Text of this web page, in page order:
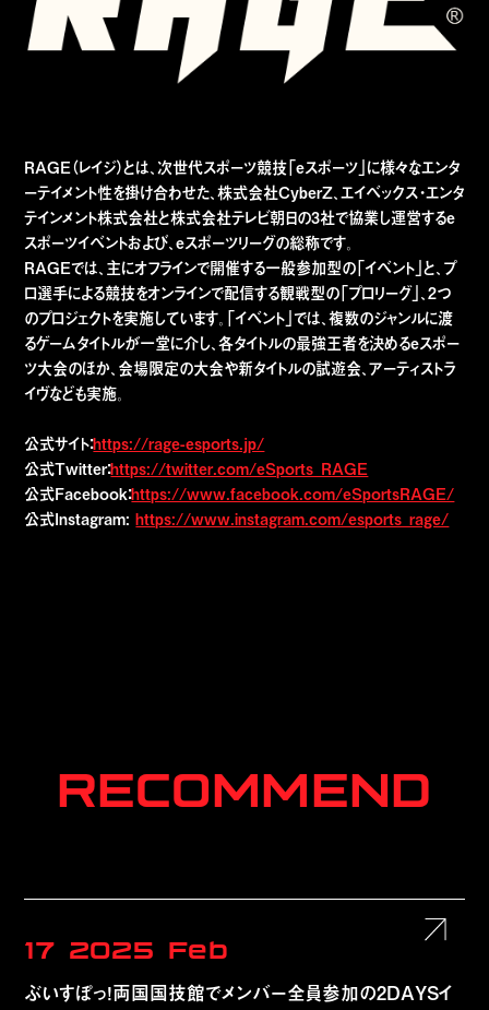
RAGE（レイジ）とは、次世代スポーツ競技「eスポーツ」に様々なエンタ
ーテイメント性を掛け合わせた、株式会社CyberZ、エイベックス・エンタ
テインメント株式会社と株式会社テレビ朝日の3社で協業し運営するe
スポーツイベントおよび、eスポーツリーグの総称です。
RAGEでは、主にオフラインで開催する一般参加型の「イベント」と、プ
ロ選手による競技をオンラインで配信する観戦型の「プロリーグ」、2つ
のプロジェクトを実施しています。「イベント」では、複数のジャンルに渡
るゲームタイトルが一堂に介し、各タイトルの最強王者を決めるeスポー
ツ大会のほか、会場限定の大会や新タイトルの試遊会、アーティストラ
イヴなども実施。
公式サイト：https://rage-esports.jp/
公式Twitter：https://twitter.com/eSports_RAGE
公式Facebook：https://www.facebook.com/eSportsRAGE/
公式Instagram: https://www.instagram.com/esports_rage/
RECOMMEND
17 2025 Feb
ぶいすぽっ！両国国技館でメンバー全員参加の2DAYSイ